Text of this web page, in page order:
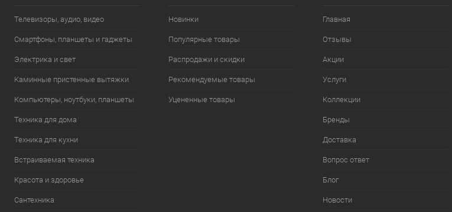
Телевизоры, аудио, видео
Смартфоны, планшеты и гаджеты
Электрика и свет
Каминные пристенные вытяжки
Компьютеры, ноутбуки, планшеты
Техника для дома
Техника для кухни
Встраиваемая техника
Красота и здоровье
Сантехника
Новинки
Популярные товары
Распродажи и скидки
Рекомендуемые товары
Уцененные товары
Главная
Отзывы
Акции
Услуги
Коллекции
Бренды
Доставка
Вопрос ответ
Блог
Новости